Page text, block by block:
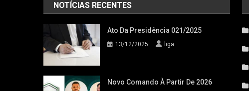
NOTÍCIAS RECENTES
Ato Da Presidência 021/2025
13/12/2025 liga
Novo Comando À Partir De 2026